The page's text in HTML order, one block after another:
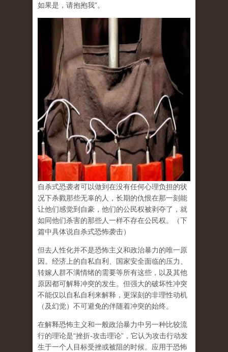
如果是，请抱抱我”。
自杀式恐袭者可以做到在没有任何心理负担的状
况下杀戮那些无辜的人，长期的仇恨在那一刻能
让他们感觉到自豪，他们的公民权被剥夺了，就
如同他们杀害的那些人一样不存在公民权。（下
篇中具体说自杀式恐怖袭击）
但去人性化并不是恐怖主义和政治暴力的唯一原
因 。经济上的自私自利、国家安全面临的压力、
转嫁人群不满情绪的需要等所有这些，以及其他
原因都可解释冲突的发生。但强大的破坏性冲突
不能仅以自私自利来解释，更深刻的非理性动机
（及幻觉）不可避免的伴随着冲突的始终。
在解释恐怖主义和一般政治暴力中另一种比较流
行的理论是“挫折-攻击理论”，它认为攻击行动发
生于一个人目标受挫或被阻的时候。应用于恐怖